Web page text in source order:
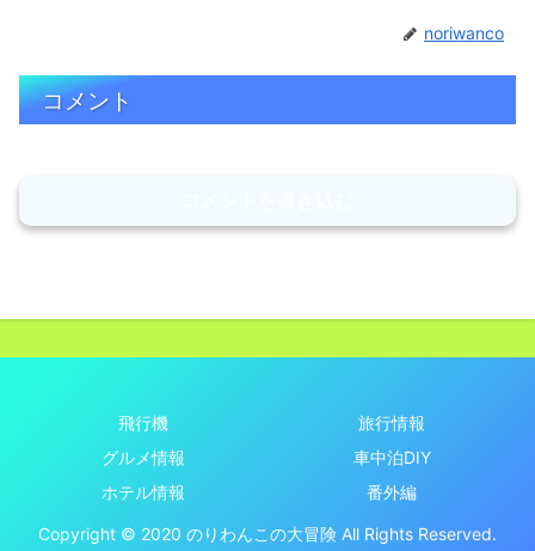
noriwanco
コメント
飛行機
旅行情報
グルメ情報
車中泊DIY
ホテル情報
番外編
Copyright © 2020 のりわんこの大冒険 All Rights Reserved.